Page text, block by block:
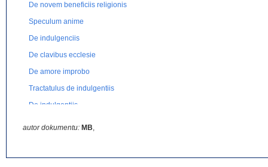
De novem beneficiis religionis
Speculum anime
De indulgenciis
De clavibus ecclesie
De amore improbo
Tractatulus de indulgentiis
De indulgentiis
autor dokumentu: MB,